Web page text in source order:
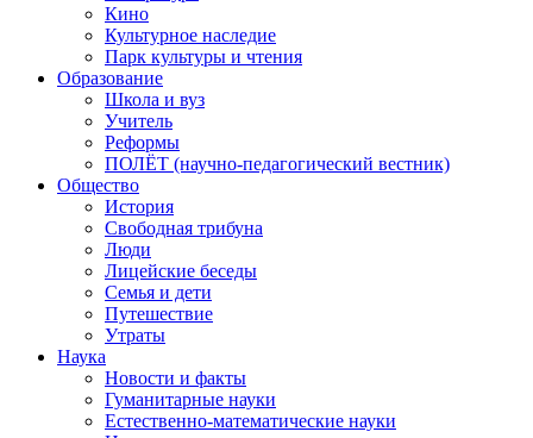
Кино
Культурное наследие
Парк культуры и чтения
Образование
Школа и вуз
Учитель
Реформы
ПОЛЁТ (научно-педагогический вестник)
Общество
История
Свободная трибуна
Люди
Лицейские беседы
Семья и дети
Путешествие
Утраты
Наука
Новости и факты
Гуманитарные науки
Естественно-математические науки